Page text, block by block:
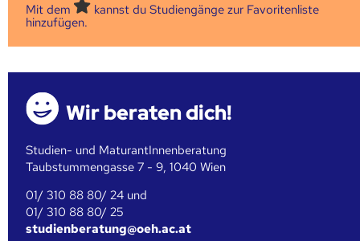
Mit dem
kannst du Studiengänge zur Favoritenliste
hinzufügen.
Wir beraten dich!
Studien- und MaturantInnenberatung
Taubstummengasse 7 - 9, 1040 Wien
01/ 310 88 80/ 24 und
01/ 310 88 80/ 25
studienberatung@oeh.ac.at